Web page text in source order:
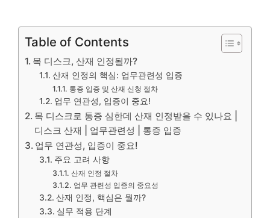
Table of Contents
목 디스크, 산재 인정될까?
산재 인정의 핵심: 업무관련성 입증
통증 입증 및 산재 신청 절차
업무 연관성, 입증이 중요!
목 디스크로 통증 심한데 산재 인정받을 수 있나요 |
디스크 산재 | 업무관련성 | 통증 입증
업무 연관성, 입증이 중요!
주요 고려 사항
산재 인정 절차
업무 관련성 입증의 중요성
산재 인정, 핵심은 뭘까?
실무 적용 단계